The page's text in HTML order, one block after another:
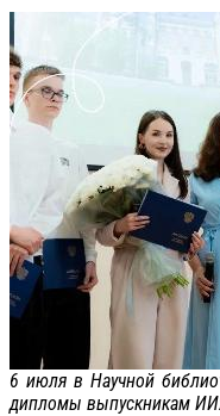
6 июля в Научной
дипломы выпускникам